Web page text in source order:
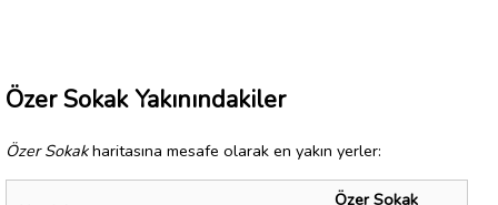
Özer Sokak Yakınındakiler
Özer Sokakharitasına mesafe olarak en yakın yerler:
Özer Sokak